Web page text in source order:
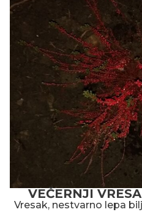
VEČERNJI
Vresak, nestvarno lepa